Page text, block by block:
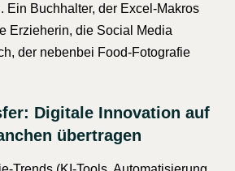
Ein Buchhalter, der Excel-Makros
Erzieherin, die Social Media
der nebenbei Food-Fotografie
Digitale Innovation auf
übertragen